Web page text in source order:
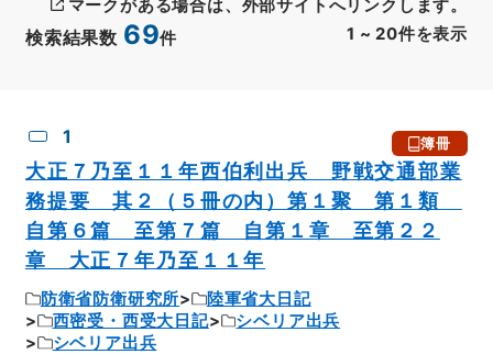
検索結果数 69件 1 ~ 20件を表示
マークがある場合は、外部サイトへリンクします。
1 簿冊
大正７乃至１１年西伯利出兵 野戦交通部業
務提要 其２（５冊の内）第１聚 第１類
自第６篇 至第７篇 自第１章 至第２２
章 大正７年乃至１１年
防衛省防衛研究所
陸軍省大日記
西密受・西受大日記
シベリア出兵
シベリア出兵